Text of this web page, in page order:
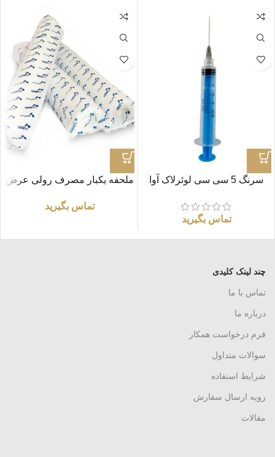
سرنگ 5 سی سی لوئرلاک آوا
تماس بگیرید
ملحفه یکبار مصرف رولی عرض
تماس بگیرید
چند لینک کلیدی
تماس با ما
درباره ما
فرم درخواست همکار
سوالات متداول
شرایط استفاده
رویه ارسال سفارش
مقالات